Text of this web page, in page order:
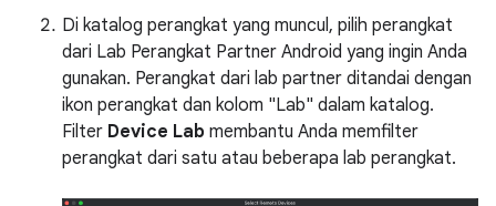
Di katalog perangkat yang muncul, pilih perangkat
dari Lab Perangkat Partner Android yang ingin Anda
gunakan. Perangkat dari lab partner ditandai dengan
ikon perangkat dan kolom "Lab" dalam katalog.
Filter Device Lab membantu Anda memfilter
perangkat dari satu atau beberapa lab perangkat.